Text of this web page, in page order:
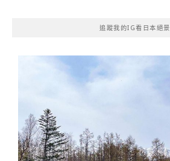
追蹤我的IG看日本絕景